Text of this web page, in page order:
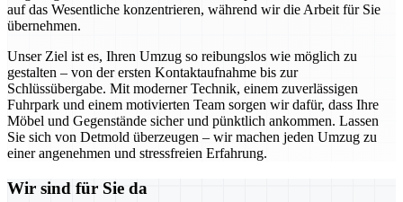
auf das Wesentliche konzentrieren, während wir die Arbeit für Sie
übernehmen.
Unser Ziel ist es, Ihren Umzug so reibungslos wie möglich zu
gestalten – von der ersten Kontaktaufnahme bis zur
Schlüssübergabe. Mit moderner Technik, einem zuverlässigen
Fuhrpark und einem motivierten Team sorgen wir dafür, dass Ihre
Möbel und Gegenstände sicher und pünktlich ankommen. Lassen
Sie sich von Detmold überzeugen – wir machen jeden Umzug zu
einer angenehmen und stressfreien Erfahrung.
Wir sind für Sie da